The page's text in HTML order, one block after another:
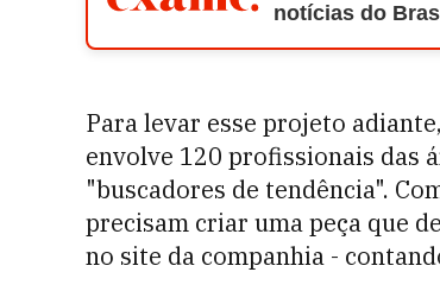
notícias do
Para levar esse projeto
envolve 120 profissionais das
"buscadores de tendência".
precisam criar uma peça que
no site da companhia -